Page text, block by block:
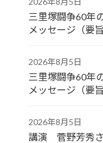
三里塚闘争60
メッセージ（要旨
2026年8月5日
三里塚闘争60
メッセージ（要旨
2026年8月5日
講演 菅野芳秀